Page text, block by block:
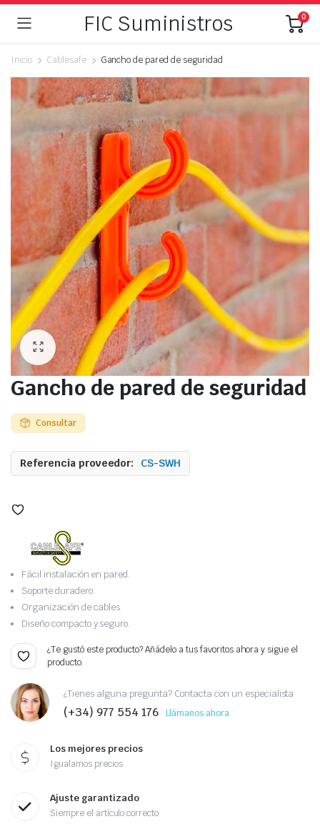
FIC Suministros 0
Inicio Cablesafe Gancho de pared de seguridad
Gancho de pared de seguridad
Consultar
Referencia proveedor: CS-SWH
Fácil instalación en pared.
Soporte duradero.
Organización de cables.
Diseño compacto y seguro.
¿Te gustó este producto? Añádelo a tus favoritos ahora y sigue el
producto.
¿Tienes alguna pregunta? Contacta con un especialista
(+34) 977 554 176 Llámanos ahora
Los mejores precios
Igualamos precios
Ajuste garantizado
Siempre el artículo correcto